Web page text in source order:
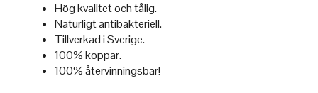
Hög kvalitet och tålig.
Naturligt antibakteriell.
Tillverkad i Sverige.
100% koppar.
100% återvinningsbar!